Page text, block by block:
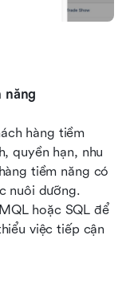
năng
hàng tiềm
quyền hạn, nhu
tiềm năng có
nuôi dưỡng.
hoặc SQL để
việc tiếp cận